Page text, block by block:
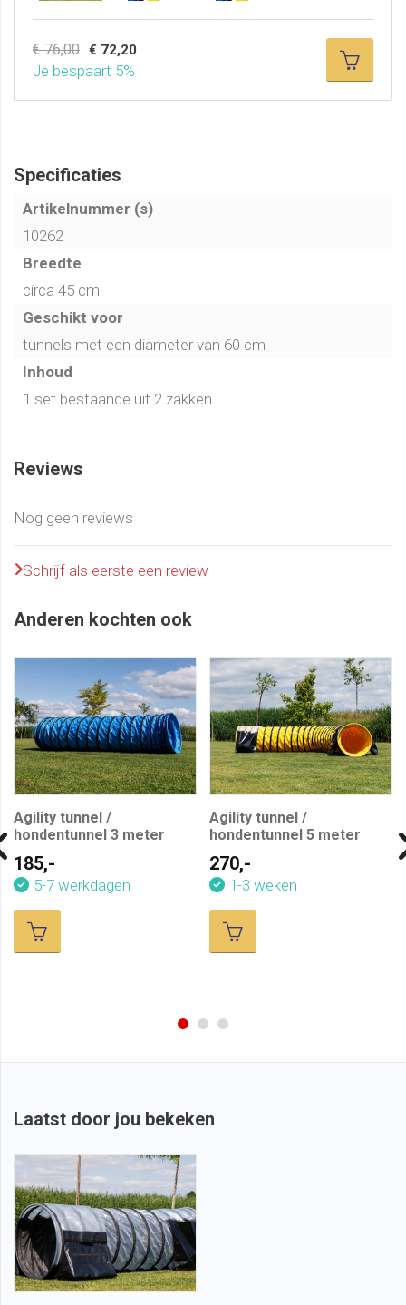
€ 76,00 € 72,20
Je bespaart 5%
Specificaties
Artikelnummer (s)
10262
Breedte
circa 45 cm
Geschikt voor
tunnels met een diameter van 60 cm
Inhoud
1 set bestaande uit 2 zakken
Reviews
Nog geen reviews
Schrijf als eerste een review
Anderen kochten ook
Agility tunnel /
hondentunnel 3 meter
185,-
5-7 werkdagen
Agility tunnel /
hondentunnel 5 meter
270,-
1-3 weken
Laatst door jou bekeken